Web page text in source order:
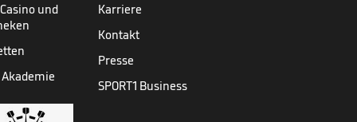
und
Akademie
Karriere
Kontakt
Presse
SPORT1 Business